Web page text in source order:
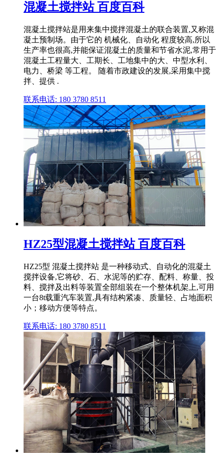
混凝土搅拌站 百度百科
混凝土搅拌站是用来集中搅拌混凝土的联合装置,又称混
凝土预制场。由于它的 机械化、自动化 程度较高,所以
生产率也很高,并能保证混凝土的质量和节省水泥,常用于
混凝土工程量大、工期长、工地集中的大、中型水利、
电力、桥梁 等工程。 随着市政建设的发展,采用集中搅
拌、提供 .
联系电话: 180 3780 8511
HZ25型混凝土搅拌站 百度百科
HZ25型 混凝土搅拌站 是一种移动式、自动化的混凝土
搅拌设备,它将砂、石、水泥等的贮存、配料、称量、投
料、搅拌及出料等装置全部组装在一个整体机架上,可用
一台8t载重汽车装置,具有结构紧凑、质量轻、占地面积
小；移动方便等特点。
联系电话: 180 3780 8511